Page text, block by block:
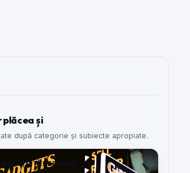
și
după categorie și subiecte apropiate.
TELEFOANE